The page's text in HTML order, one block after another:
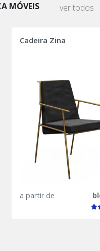
MÓVEIS ver todos
Cadeira Zina
a partir de